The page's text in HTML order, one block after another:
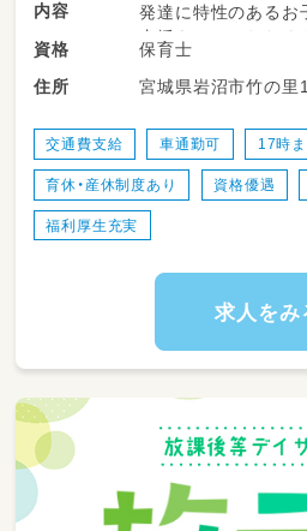
内容
発達に特性のあるお
支援をしていただ
対象年齢
放課後等デイサービ
資格
保育士
住所
宮城県岩沼市竹の里
交通費支給 車通勤可 17時
育休・産休制度あり 資格優遇
福利厚生充実
求人をみ